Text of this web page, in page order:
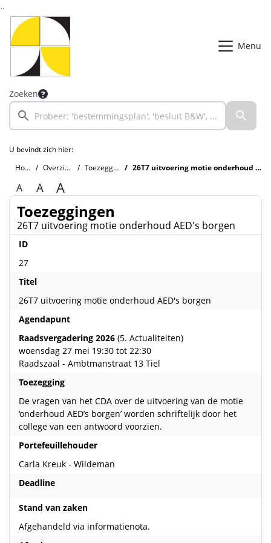
Menu
Zoeken
U bevindt zich hier:
Home
Overzichten Toezeggingen 26T7 uitvoering motie onderhoud AED's borgen
A A A
Toezeggingen
26T7 uitvoering motie onderhoud AED's borgen
ID
27
Titel
26T7 uitvoering motie onderhoud AED's borgen
Agendapunt
Raadsvergadering 2026 (5. Actualiteiten)
woensdag 27 mei 19:30 tot 22:30
Raadszaal - Ambtmanstraat 13 Tiel
Toezegging
De vragen van het CDA over de uitvoering van de motie
‘onderhoud AED’s borgen’ worden schriftelijk door het
college van een antwoord voorzien.
Portefeuillehouder
Carla Kreuk - Wildeman
Deadline
Stand van zaken
Afgehandeld via informatienota.